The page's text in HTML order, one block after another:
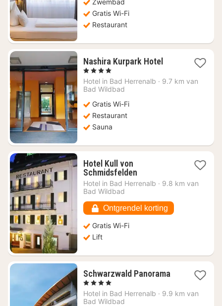
Zwembad
Gratis Wi-Fi
Restaurant
Nashira Kurpark Hotel1
vanaf
, 4 Sterren
Hotel in Bad Herrenalb · 9.7 km van
Bad Wildbad
Gratis Wi-Fi
Restaurant
Sauna
Hotel Kull von
Schmidsfelden1
nacht
67,85
Hotel in Bad Herrenalb · 9.8 km van
Bad Wildbad
Ontgrendel korting
Gratis Wi-Fi
Lift
Schwarzwald Panorama1
vanaf
, 4 Sterren
Hotel in Bad Herrenalb · 9.9 km van
Bad Wildbad